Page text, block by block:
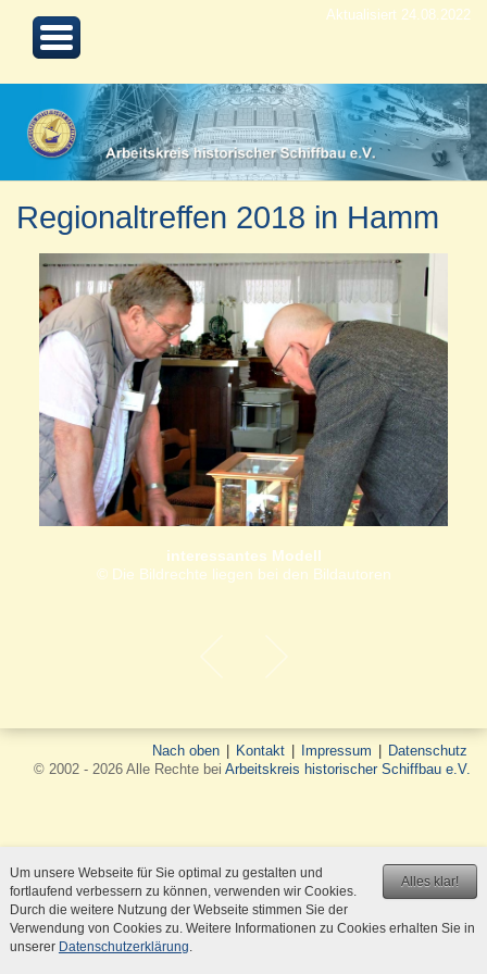
Aktualisiert 24.08.2022
Regionaltreffen 2018 in Hamm
interessantes Modell
© Die Bildrechte liegen bei den Bildautoren
Nach oben Kontakt Impressum
Datenschutz
© 2002 - 2026 Alle Rechte bei Arbeitskreis historischer Schiffbau e.V.
Alles klar!
Um unsere Webseite für Sie optimal zu gestalten und
fortlaufend verbessern zu können, verwenden wir Cookies.
Durch die weitere Nutzung der Webseite stimmen Sie der
Verwendung von Cookies zu. Weitere Informationen zu Cookies erhalten Sie in
unserer Datenschutzerklärung